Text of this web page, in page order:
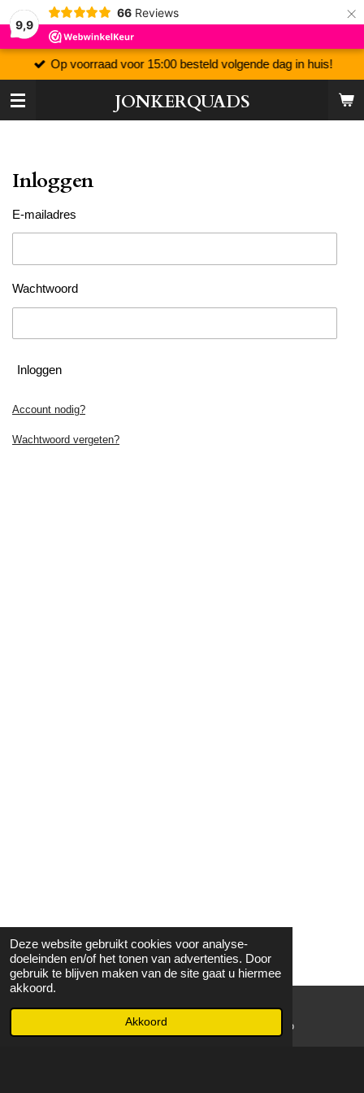
Deze website gebruikt cookies voor analyse-
doeleinden en/of het tonen van advertenties. Door
gebruik te blijven maken van de site gaat u hiermee
akkoord.
Akkoord
9,9
66 Reviews ×
JONKERQUADS
Op voorraad voor 15:00 besteld volgende dag in huis!
Inloggen
E-mailadres
Wachtwoord
Inloggen
Account nodig?
Wachtwoord vergeten?
WhatsApp